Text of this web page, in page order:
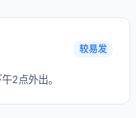
较易发
2点外出。